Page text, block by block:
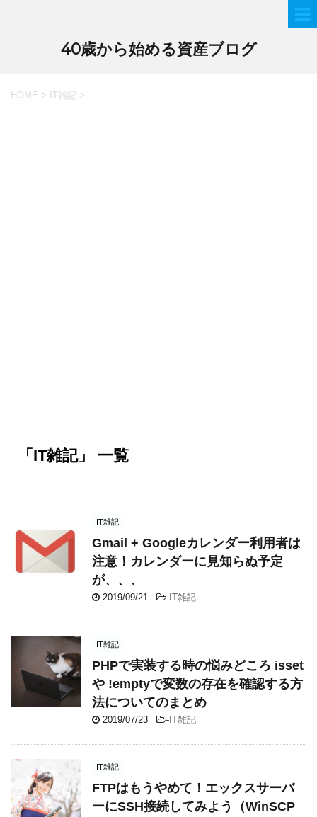
40歳から始める資産ブログ
HOME > IT雑記 >
「IT雑記」 一覧
IT雑記
Gmail + Googleカレンダー利用者は
注意！カレンダーに見知らぬ予定
が、、、
2019/09/21 - IT雑記
IT雑記
PHPで実装する時の悩みどころ isset
や !emptyで変数の存在を確認する方
法についてのまとめ
2019/07/23 - IT雑記
IT雑記
FTPはもうやめて！エックスサーバ
ーにSSH接続してみよう（WinSCP